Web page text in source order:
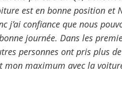
est en bonne position et
j’ai confiance que nous
journée. Dans les
personnes ont pris plus
mon maximum avec la